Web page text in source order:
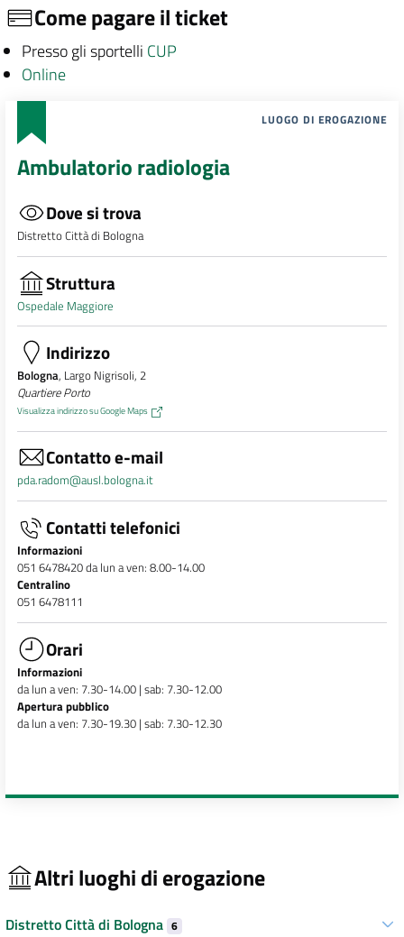
Come pagare il ticket
Presso gli sportelli CUP
Online
LUOGO DI EROGAZIONE
Ambulatorio radiologia
Dove si trova
Distretto Città di Bologna
Struttura
Ospedale Maggiore
Indirizzo
Bologna, Largo Nigrisoli, 2
Quartiere Porto
Visualizza indirizzo su Google Maps
Contatto e-mail
pda.radom@ausl.bologna.it
Contatti telefonici
Informazioni
051 6478420 da lun a ven: 8.00-14.00
Centralino
051 6478111
Orari
Informazioni
da lun a ven: 7.30-14.00 | sab: 7.30-12.00
Apertura pubblico
da lun a ven: 7.30-19.30 | sab: 7.30-12.30
Altri luoghi di erogazione
Distretto Città di Bologna 6